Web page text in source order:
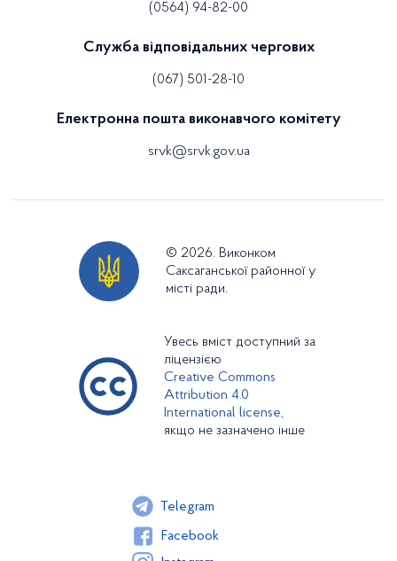
(0564) 94-82-00
Служба відповідальних чергових
(067) 501-28-10
Електронна пошта виконавчого комітету
srvk@srvk.gov.ua
© 2026. Виконком
Саксаганської районної у
місті ради.
Увесь вміст доступний за
ліцензією
Creative Commons
Attribution 4.0
International license,
якщо не зазначено інше
Telegram
Facebook